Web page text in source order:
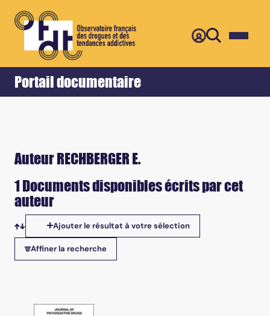
Portail documentaire
Accueil Retour
Auteur RECHBERGER E.
1 Documents disponibles écrits par cet
auteur
Tris disponibles
Ajouter le résultat à votre sélection
Affiner la recherche